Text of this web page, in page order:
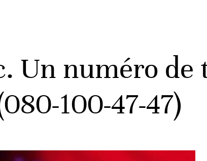
Un numéro de
100-47-47)